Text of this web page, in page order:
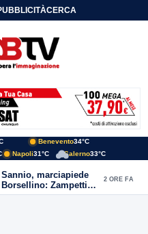
CERCA
Benevento34°C
Napoli31°C Salerno33°C
marciapiede
Zampetti e
alle polemiche
2 ORE FA